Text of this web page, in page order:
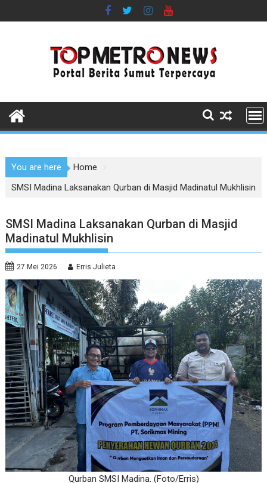
to
You are here
Home
SMSI Madina Laksanakan Qurban di Masjid Madinatul Mukhlisin
SMSI Madina Laksanakan Qurban di Masjid
Madinatul Mukhlisin
27 Mei 2026 Erris Julieta
Qurban SMSI Madina. (Foto/Erris)